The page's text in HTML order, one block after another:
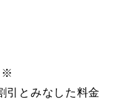
※
引とみなした料金